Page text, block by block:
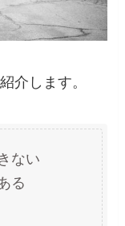
介します。
ない
る